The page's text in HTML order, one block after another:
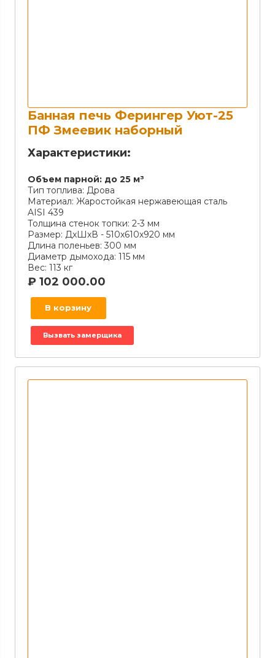
Банная печь Ферингер Уют-25
ПФ Змеевик наборный
Характеристики:
Объем парной: до 25 м³
Тип топлива: Дрова
Материал: Жаростойкая нержавеющая сталь
AISI 439
Толщина стенок топки: 2-3 мм
Размер: ДxШxВ - 510х610х920 мм
Длина поленьев: 300 мм
Диаметр дымохода: 115 мм
Вес: 113 кг
₽ 102 000.00
В корзину
Вызвать замерщика